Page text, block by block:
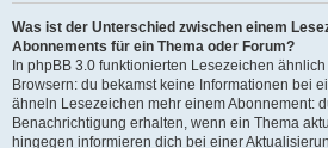
Was ist der Unterschied zwischen einem
Abonnements für ein Thema oder Forum?
In phpBB 3.0 funktionierten Lesezeichen
Browsern: du bekamst keine Informationen bei
ähneln Lesezeichen mehr einem Abonnement:
Benachrichtigung erhalten, wenn ein Thema
hingegen informieren dich bei einer